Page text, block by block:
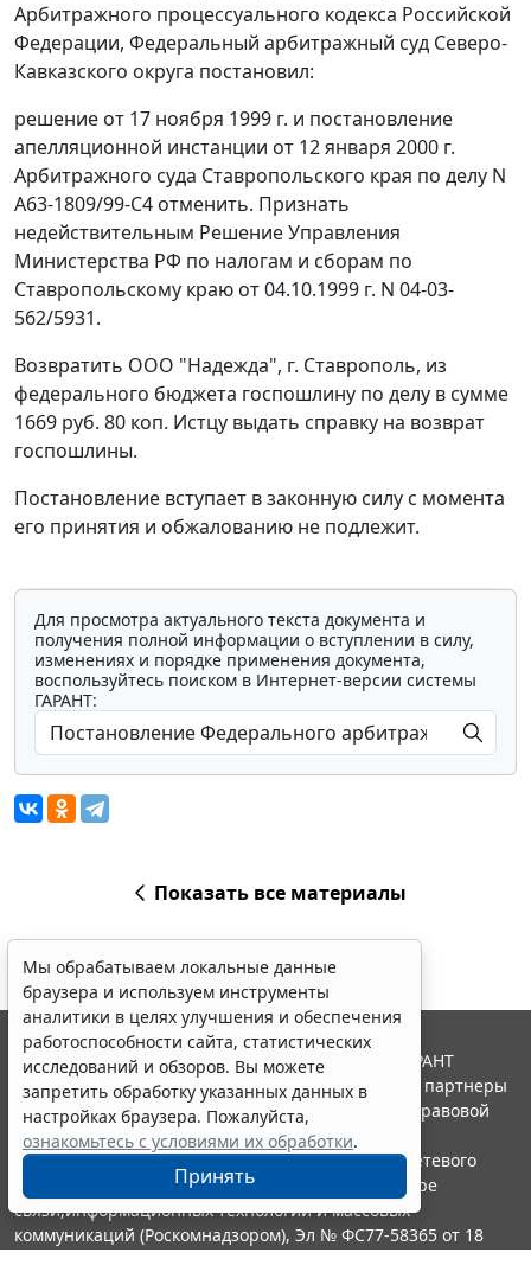
Арбитражного процессуального кодекса Российской
Федерации, Федеральный арбитражный суд Северо-
Кавказского округа постановил:
решение от 17 ноября 1999 г. и постановление
апелляционной инстанции от 12 января 2000 г.
Арбитражного суда Ставропольского края по делу N
А63-1809/99-С4 отменить. Признать
недействительным Решение Управления
Министерства РФ по налогам и сборам по
Ставропольскому краю от 04.10.1999 г. N 04-03-
562/5931.
Возвратить ООО "Надежда", г. Ставрополь, из
федерального бюджета госпошлину по делу в сумме
1669 руб. 80 коп. Истцу выдать справку на возврат
госпошлины.
Постановление вступает в законную силу с момента
его принятия и обжалованию не подлежит.
Для просмотра актуального текста документа и
получения полной информации о вступлении в силу,
изменениях и порядке применения документа,
воспользуйтесь поиском в Интернет-версии системы
ГАРАНТ:
Показать все материалы
Мы обрабатываем локальные данные
браузера и используем инструменты
аналитики в целях улучшения и обеспечения
работоспособности сайта, статистических
исследований и обзоров. Вы можете
запретить обработку указанных данных в
настройках браузера. Пожалуйста,
ознакомьтесь с условиями их обработки.
Принять
© ООО "НПП "ГАРАНТ-СЕРВИС", 2026. Система ГАРАНТ
выпускается с 1990 года. Компания "Гарант" и ее партнеры
являются участниками Российской ассоциации правовой
информации ГАРАНТ.
Портал ГАРАНТ.РУ зарегистрирован в качестве сетевого
издания Федеральной службой по надзору в сфере
связи,информационных технологий и массовых
коммуникаций (Роскомнадзором), Эл № ФС77-58365 от 18